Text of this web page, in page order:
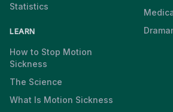
Statistics
LEARN
How to Stop Motion
Sickness
The Science
What Is Motion Sickness